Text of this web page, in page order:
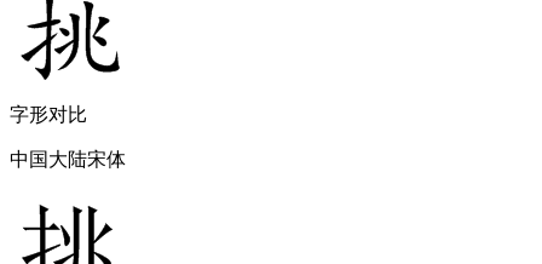
字形对比
中国大陆宋体